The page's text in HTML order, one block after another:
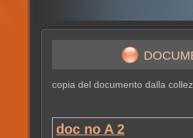
copia del documento dalla
doc no A 2